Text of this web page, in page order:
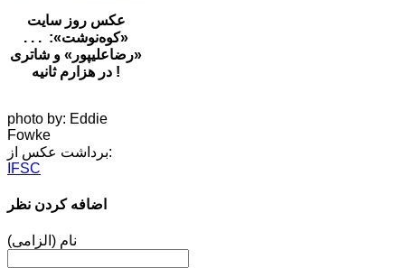
عکس روز سایت
«کوه‌نوشت»: . . .
«رضا‌علیپور» و شاتری
در هزارم ثانیه !
photo by: Eddie
Fowke
برداشت عکس از:
IFSC
اضافه کردن نظر
نام (الزامی)